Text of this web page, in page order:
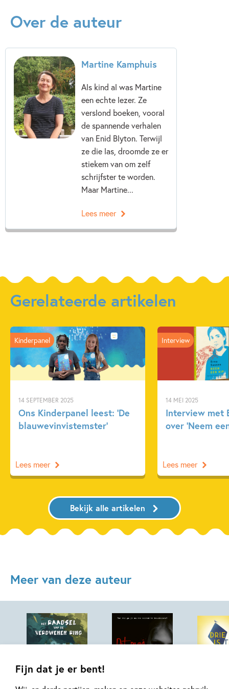
Fijn dat je er bent!
Spanning
Spanning & griezelen
Over de auteur
Martine Kamphuis
Als kind al was Martine
een echte lezer. Ze
verslond boeken, vooral
de spannende verhalen
van Enid Blyton. Terwijl
ze die las, droomde ze er
stiekem van om zelf
schrijfster te worden.
Maar Martine...
Lees meer
Gerelateerde artikelen
14 SEPTEMBER 2025
Ons Kinderpanel leest: ‘De
blauwevinvistemster’
Kinderpanel
Lees meer
14 MEI 2025
Interview met
over ‘Neem
Interview
Lees meer
Bekijk alle artikelen
Meer van deze auteur
E-book